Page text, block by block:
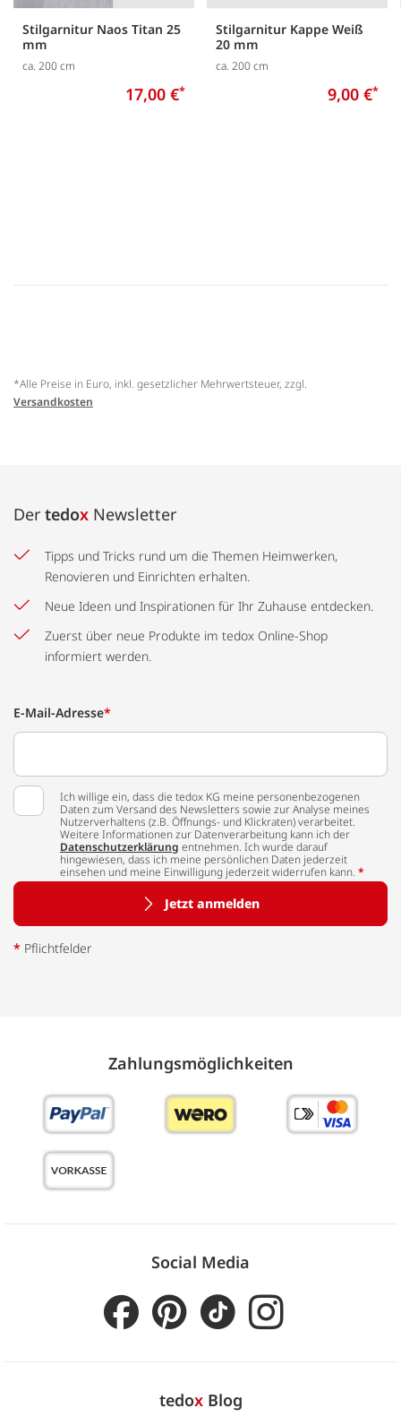
Stilgarnitur Naos Titan 25
mm
ca. 200 cm
17,00 €*
Stilgarnitur Kappe Weiß
20 mm
ca. 200 cm
9,00 €*
*Alle Preise in Euro, inkl. gesetzlicher Mehrwertsteuer, zzgl.
Versandkosten
Der tedox Newsletter
Tipps und Tricks rund um die Themen Heimwerken,
Renovieren und Einrichten erhalten.
Neue Ideen und Inspirationen für Ihr Zuhause entdecken.
Zuerst über neue Produkte im tedox Online-Shop
informiert werden.
E-Mail-Adresse*
Ich willige ein, dass die tedox KG meine personenbezogenen
Daten zum Versand des Newsletters sowie zur Analyse meines
Nutzerverhaltens (z.B. Öffnungs- und Klickraten) verarbeitet.
Weitere Informationen zur Datenverarbeitung kann ich der
Datenschutzerklärung entnehmen. Ich wurde darauf
hingewiesen, dass ich meine persönlichen Daten jederzeit
einsehen und meine Einwilligung jederzeit widerrufen kann. *
Jetzt anmelden
* Pflichtfelder
Zahlungs­möglich­keiten
Social Media
tedoxBlog